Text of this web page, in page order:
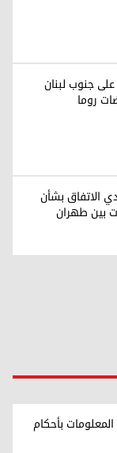
جنوب لبنان
روما
الاتفاق بشأن
بين طهران
بأحكام